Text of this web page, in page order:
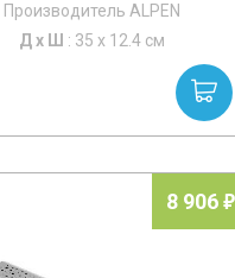
Производитель ALPEN
Д х Ш : 35 x 12.4 см
8 906